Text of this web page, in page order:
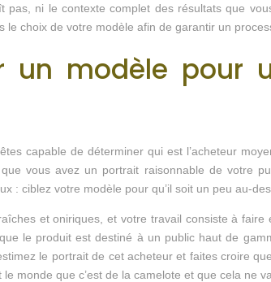
pas, ni le contexte complet des résultats que
choix de votre modèle afin de garantir un
un modèle pour
capable de déterminer qui est l’acheteur
vous avez un portrait raisonnable de votre
: ciblez votre modèle pour qu’il soit un peu au-
et oniriques, et votre travail consiste à
le produit est destiné à un public haut de
le portrait de cet acheteur et faites croire
monde que c’est de la camelote et que cela ne